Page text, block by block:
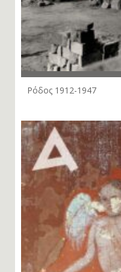
Ρόδος 1912-1947